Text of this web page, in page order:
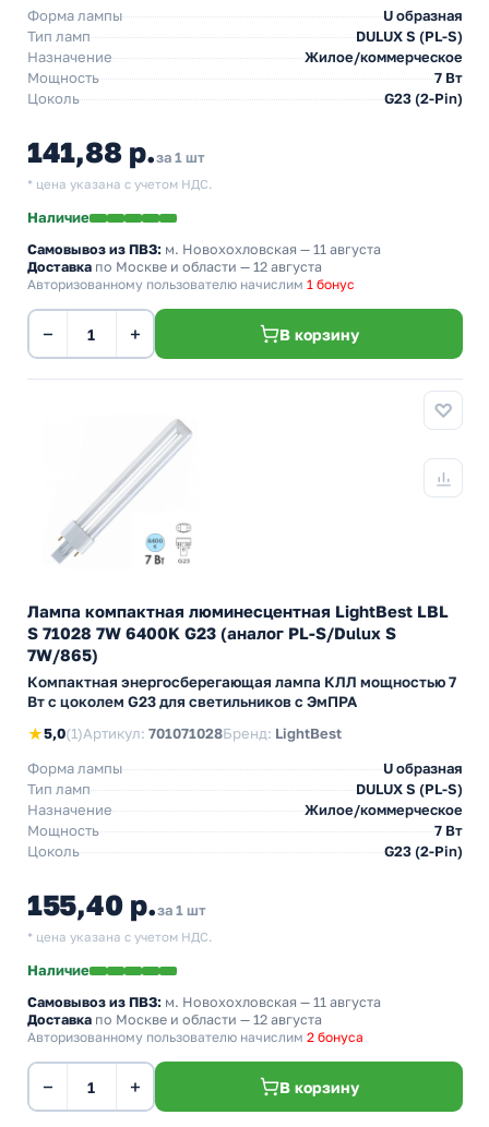
Форма лампы
U образная
Тип ламп
DULUX S (PL-S)
Назначение
Жилое/коммерческое
Мощность
7 Вт
Цоколь
G23 (2-Pin)
141,88 р.за 1 шт
* цена указана с учетом НДС.
Наличие
Самовывоз из ПВЗ: м. Новохохловская — 11 августа
Доставка по Москве и области — 12 августа
Авторизованному пользователю начислим 1 бонус
− + В корзину
Лампа компактная люминесцентная LightBest LBL
S 71028 7W 6400K G23 (аналог PL-S/Dulux S
7W/865)
Компактная энергосберегающая лампа КЛЛ мощностью 7
Вт с цоколем G23 для светильников с ЭмПРА
★5,0(1)Артикул: 701071028Бренд: LightBest
Форма лампы
U образная
Тип ламп
DULUX S (PL-S)
Назначение
Жилое/коммерческое
Мощность
7 Вт
Цоколь
G23 (2-Pin)
155,40 р.за 1 шт
* цена указана с учетом НДС.
Наличие
Самовывоз из ПВЗ: м. Новохохловская — 11 августа
Доставка по Москве и области — 12 августа
Авторизованному пользователю начислим 2 бонуса
− + В корзину